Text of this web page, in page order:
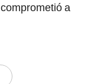
a